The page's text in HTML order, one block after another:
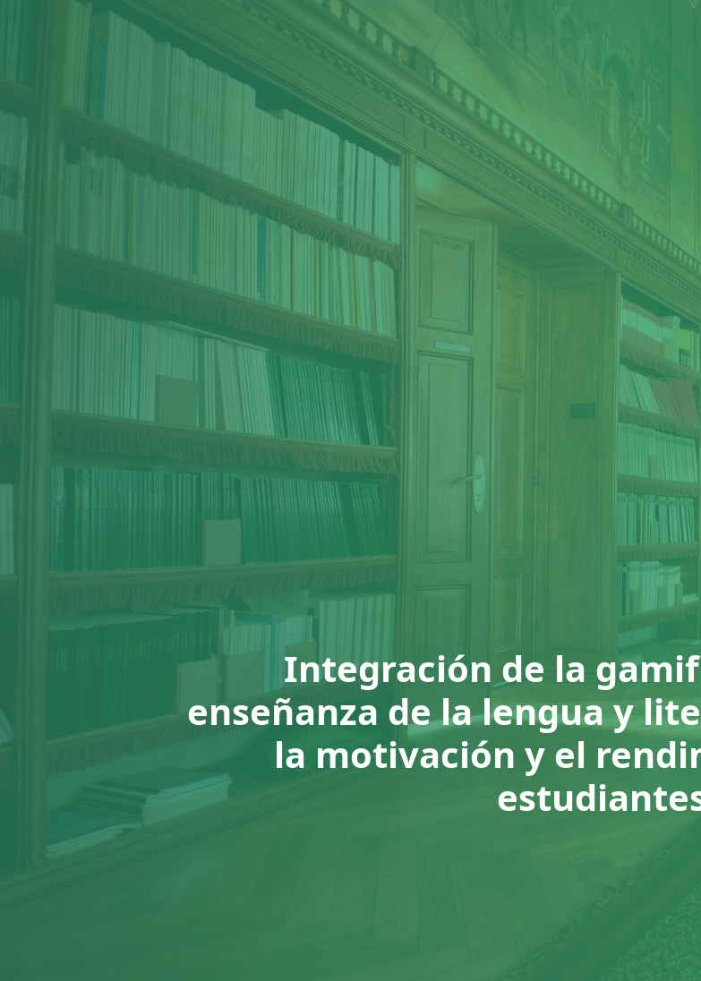
Integración de la
enseñanza de la lengua y
la motivación y el